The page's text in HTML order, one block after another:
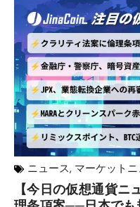
ニュース, マーケット
【今日の仮想通貨